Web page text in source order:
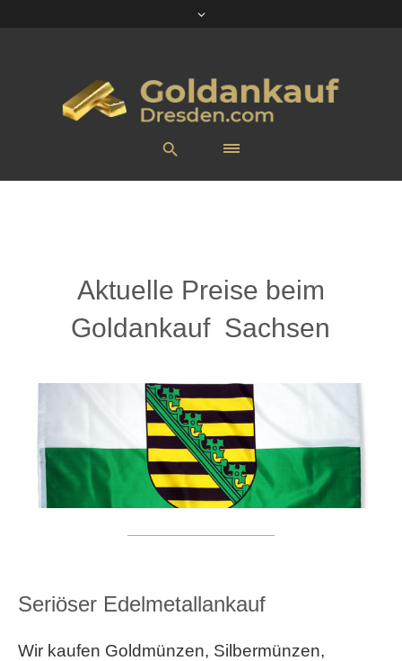
Aktuelle Preise beim
Goldankauf Sachsen
Seriöser Edelmetallankauf
Wir kaufen Goldmünzen, Silbermünzen,